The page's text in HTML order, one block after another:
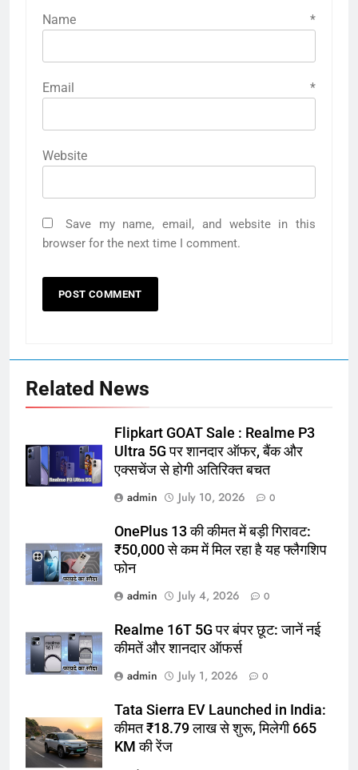
Name *
Email *
Website
Save my name, email, and website in this
browser for the next time I comment.
Related News
Flipkart GOAT Sale : Realme P3
Ultra 5G पर शानदार ऑफर, बैंक और
एक्सचेंज से होगी अतिरिक्त बचत
admin
July 10, 2026 0
OnePlus 13 की कीमत में बड़ी गिरावट:
₹50,000 से कम में मिल रहा है यह फ्लैगशिप
फोन
admin
July 4, 2026 0
Realme 16T 5G पर बंपर छूट: जानें नई
कीमतें और शानदार ऑफर्स
admin
July 1, 2026 0
Tata Sierra EV Launched in India:
कीमत ₹18.79 लाख से शुरू, मिलेगी 665
KM की रेंज